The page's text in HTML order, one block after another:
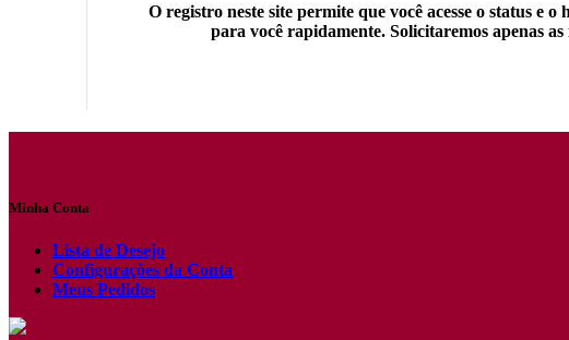
O registro neste site permite que você acesse o status e
para você rapidamente. Solicitaremos apenas
Minha Conta
Lista de Desejo
Configurações da Conta
Meus Pedidos